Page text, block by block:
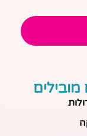
מובילים